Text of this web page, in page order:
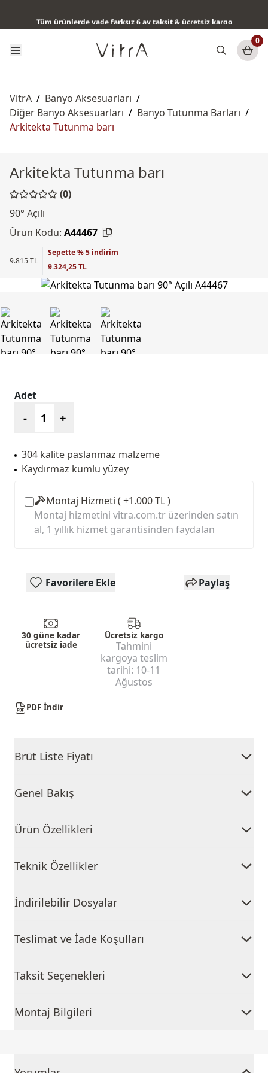
0
VitrA / Banyo Aksesuarları /
Diğer Banyo Aksesuarları / Banyo Tutunma Barları /
Arkitekta Tutunma barı
Arkitekta Tutunma barı
(0)
90° Açılı
Ürün Kodu: A44467
9.815 TL
Sepette % 5 indirim
9.324,25 TL
Adet
- +
304 kalite paslanmaz malzeme
Kaydırmaz kumlu yüzey
Montaj Hizmeti ( +1.000 TL )
Montaj hizmetini vitra.com.tr üzerinden satın
al, 1 yıllık hizmet garantisinden faydalan
Favorilere Ekle Paylaş
30 güne kadar
ücretsiz iade
Ücretsiz kargo
Tahmini
kargoya teslim
tarihi: 10-11
Ağustos
PDF İndir
Brüt Liste Fiyatı
Genel Bakış
Ürün Özellikleri
Teknik Özellikler
İndirilebilir Dosyalar
Teslimat ve İade Koşulları
Taksit Seçenekleri
Montaj Bilgileri